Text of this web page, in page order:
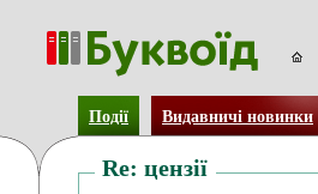
Події Видавничі новинки
Re: цензії